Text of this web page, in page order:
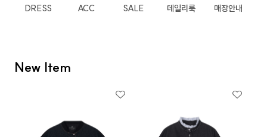
DRESS ACC SALE 데일리룩 매장안내
New Item